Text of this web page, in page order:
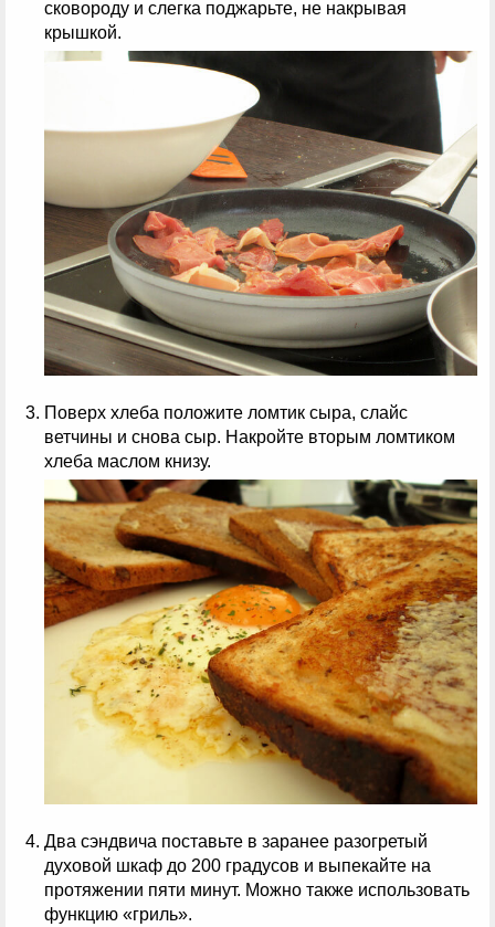
сковороду и слегка поджарьте, не накрывая
крышкой.
Поверх хлеба положите ломтик сыра, слайс
ветчины и снова сыр. Накройте вторым ломтиком
хлеба маслом книзу.
Два сэндвича поставьте в заранее разогретый
духовой шкаф до 200 градусов и выпекайте на
протяжении пяти минут. Можно также использовать
функцию «гриль».